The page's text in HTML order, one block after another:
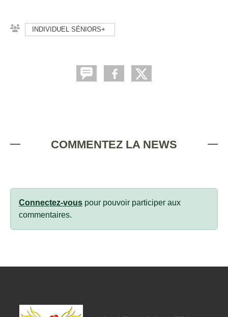
INDIVIDUEL SÉNIORS+
COMMENTEZ LA NEWS
Connectez-vous pour pouvoir participer aux
commentaires.